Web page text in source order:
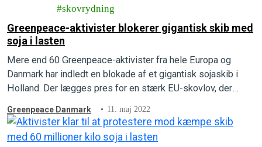
skovrydning
Greenpeace-aktivister blokerer gigantisk skib med
soja i lasten
Mere end 60 Greenpeace-aktivister fra hele Europa og
Danmark har indledt en blokade af et gigantisk sojaskib i
Holland. Der lægges pres for en stærk EU-skovlov, der
natur.
Greenpeace Danmark 11. maj 2022